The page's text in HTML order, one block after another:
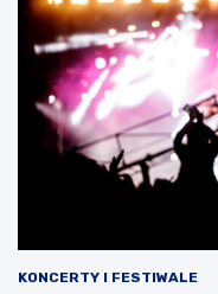
KONCERTY I FESTIWALE